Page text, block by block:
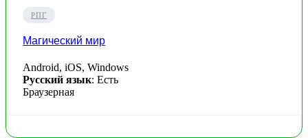
РПГ
Магический мир
Android, iOS, Windows
Русский язык: Есть
Браузерная